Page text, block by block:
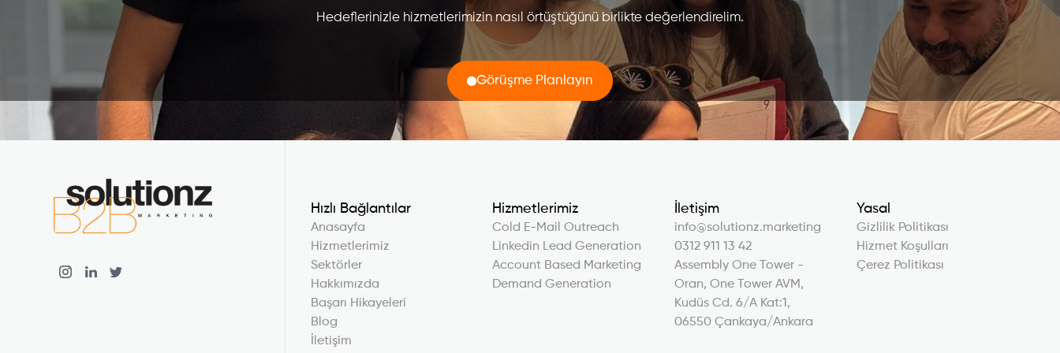
Hedeflerinizle hizmetlerimizin nasıl örtüştüğünü birlikte değerlendirelim.
Görüşme Planlayın
Hızlı Bağlantılar
Anasayfa
Hizmetlerimiz
Sektörler
Hakkımızda
Başarı Hikayeleri
Blog
İletişim
Hizmetlerimiz
Cold E-Mail Outreach
Linkedin Lead Generation
Account Based Marketing
Demand Generation
İletişim
info@solutionz.marketing
0312 911 13 42
Assembly One Tower -
Oran, One Tower AVM,
Kudüs Cd. 6/A Kat:1,
06550 Çankaya/Ankara
Yasal
Gizlilik Politikası
Hizmet Koşulları
Çerez Politikası